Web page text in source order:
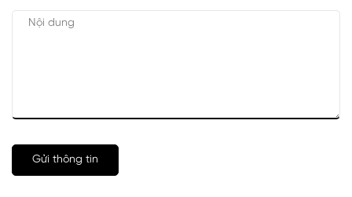
Gửi thông tin